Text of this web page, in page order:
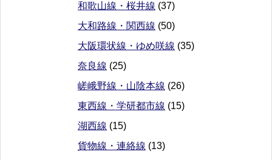
和歌山線・桜井線 (37)
大和路線・関西線 (50)
大阪環状線・ゆめ咲線 (35)
奈良線 (25)
嵯峨野線・山陰本線 (26)
東西線・学研都市線 (15)
湖西線 (15)
貨物線・連絡線 (13)